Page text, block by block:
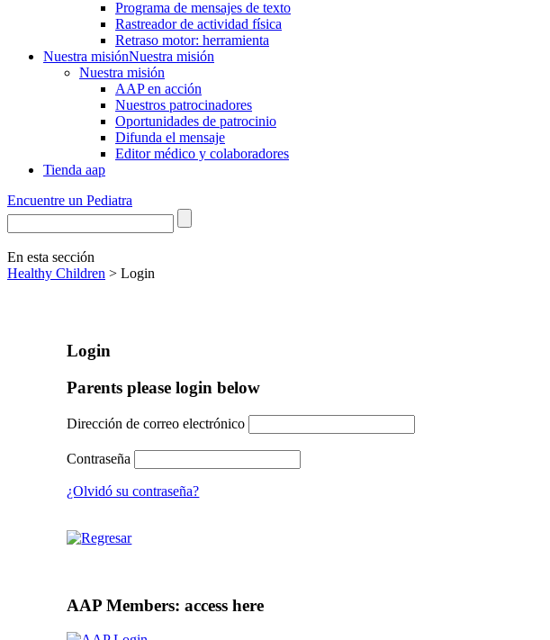
Programa de mensajes de texto
Rastre​​ador de activida​d física
Retraso motor: herramienta
Nuestra misiónNuestra misión
Nuestra misión
AAP en acción
Nuestros patrocinadores
Oportunidades de patrocinio
Difunda el mensaje
Editor médico y colaboradores
Tienda aap
Encuentre un Pediatra
En esta sección
Healthy Children > Login
Login
Parents please login below
Dirección de correo electrónico
Contraseña
¿Olvidó su contraseña?
AAP Members: access here